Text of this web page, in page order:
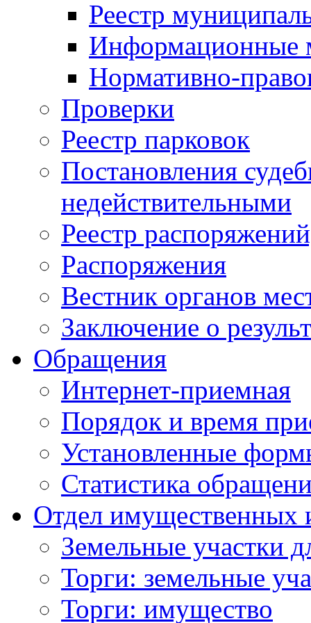
Реестр
Информационные
Нормативно-
Проверки
Реестр парковок
Постановления
недействительными
Реестр
Распоряжения
Вестник органов
Заключение о
Обращения
Интернет-приемная
Порядок и время
Установленные
Статистика
Отдел имущественных
Земельные участки
Торги: земельные
Торги: имущество